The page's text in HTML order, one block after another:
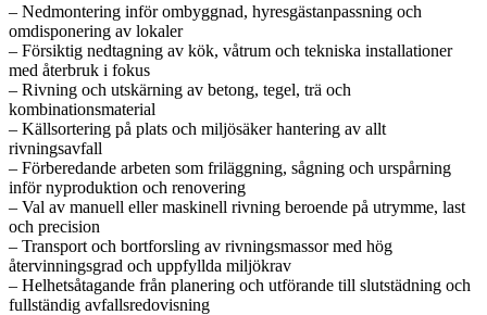
– Nedmontering inför ombyggnad, hyresgästanpassning och
omdisponering av lokaler
– Försiktig nedtagning av kök, våtrum och tekniska installationer
med återbruk i fokus
– Rivning och utskärning av betong, tegel, trä och
kombinationsmaterial
– Källsortering på plats och miljösäker hantering av allt
rivningsavfall
– Förberedande arbeten som friläggning, sågning och urspårning
inför nyproduktion och renovering
– Val av manuell eller maskinell rivning beroende på utrymme, last
och precision
– Transport och bortforsling av rivningsmassor med hög
återvinningsgrad och uppfyllda miljökrav
– Helhetsåtagande från planering och utförande till slutstädning och
fullständig avfallsredovisning